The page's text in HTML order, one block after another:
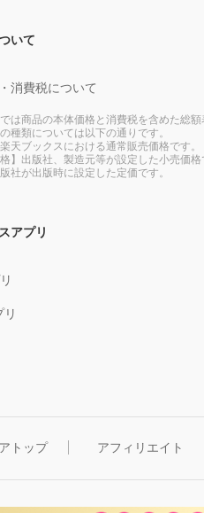
いて
消費税について
は商品の本体価格と消費税を含めた総額
種類については以下の通りです。
天ブックスにおける通常販売価格です。
】出版社、製造元等が設定した小売価格
社が出版時に設定した定価です。
アプリ
トップ アフィリエイト